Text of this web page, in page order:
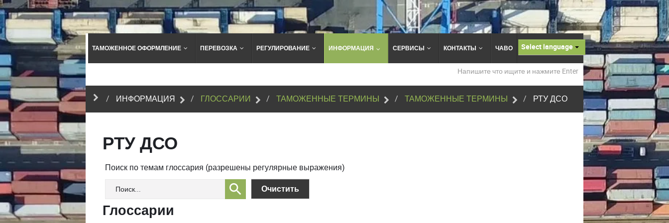
ТАМОЖЕННОЕ ОФОРМЛЕНИЕ ПЕРЕВОЗКА РЕГУЛИРОВАНИЕ ИНФОРМАЦИЯ СЕРВИСЫ КОНТАКТЫ ЧАВО Select language
сайту
ИНФОРМАЦИЯ ГЛОССАРИИ ТАМОЖЕННЫЕ ТЕРМИНЫ ТАМОЖЕННЫЕ ТЕРМИНЫ РТУ ДСО
РТУ ДСО
Поиск по темам глоссария (разрешены регулярные выражения)
Глоссарии